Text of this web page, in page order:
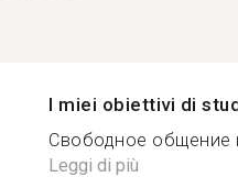
I miei obiettivi di
Свободное общение
Leggi di più